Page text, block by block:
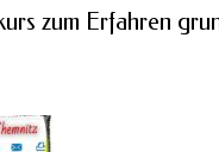
zum Erfahren